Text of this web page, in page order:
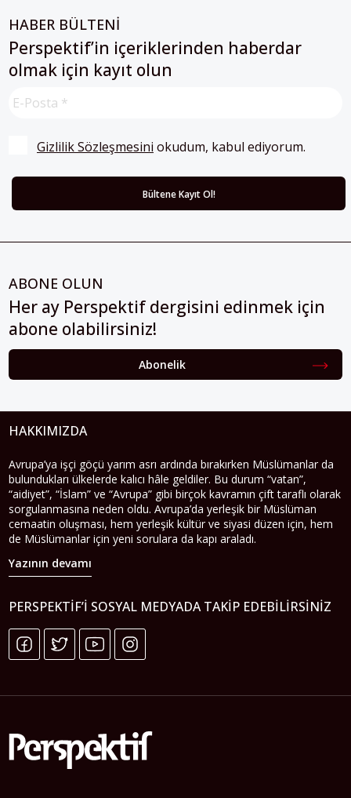
HABER BÜLTENİ
Perspektif’in içeriklerinden haberdar
olmak için kayıt olun
Gizlilik Sözleşmesini okudum, kabul ediyorum.
ABONE OLUN
Her ay Perspektif dergisini edinmek için
abone olabilirsiniz!
Abonelik
HAKKIMIZDA
Avrupa’ya işçi göçü yarım asrı ardında bırakırken Müslümanlar da
bulundukları ülkelerde kalıcı hâle geldiler. Bu durum “vatan”,
“aidiyet”, “İslam” ve “Avrupa” gibi birçok kavramın çift taraflı olarak
sorgulanmasına neden oldu. Avrupa’da yerleşik bir Müslüman
cemaatin oluşması, hem yerleşik kültür ve siyasi düzen için, hem
de Müslümanlar için yeni sorulara da kapı araladı.
Yazının devamı
PERSPEKTIF’I SOSYAL MEDYADA TAKIP EDEBILIRSINIZ